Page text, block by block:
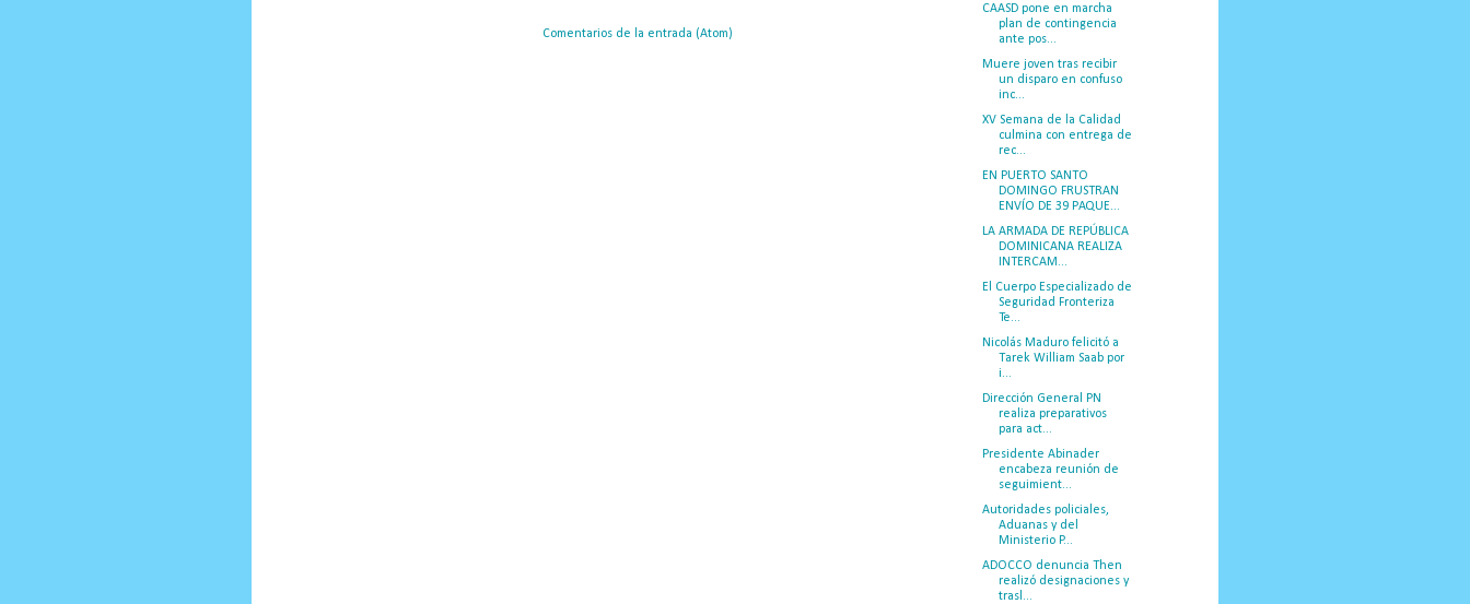
Comentarios de la entrada (Atom)
CAASD pone en marcha
plan de contingencia
ante pos...
Muere joven tras recibir
un disparo en confuso
inc...
XV Semana de la Calidad
culmina con entrega de
rec...
EN PUERTO SANTO
DOMINGO FRUSTRAN
ENVÍO DE 39 PAQUE...
LA ARMADA DE REPÚBLICA
DOMINICANA REALIZA
INTERCAM...
El Cuerpo Especializado de
Seguridad Fronteriza
Te...
Nicolás Maduro felicitó a
Tarek William Saab por
i...
Dirección General PN
realiza preparativos
para act...
Presidente Abinader
encabeza reunión de
seguimient...
Autoridades policiales,
Aduanas y del
Ministerio P...
ADOCCO denuncia Then
realizó designaciones y
trasl...